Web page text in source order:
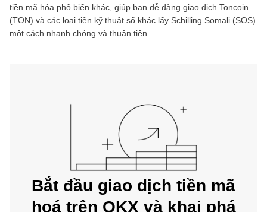
tiền mã hóa phổ biến khác, giúp bạn dễ dàng giao dịch Toncoin
(TON) và các loại tiền kỹ thuật số khác lấy Schilling Somali (SOS)
một cách nhanh chóng và thuận tiện.
Bắt đầu giao dịch tiền mã
hoá trên OKX và khai phá